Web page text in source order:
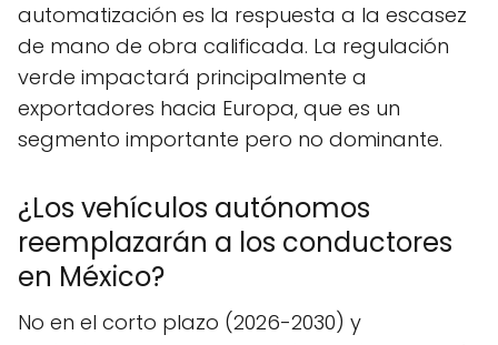
automatización es la respuesta a la escasez
de mano de obra calificada. La regulación
verde impactará principalmente a
exportadores hacia Europa, que es un
segmento importante pero no dominante.
¿Los vehículos autónomos
reemplazarán a los conductores
en México?
No en el corto plazo (2026-2030) y